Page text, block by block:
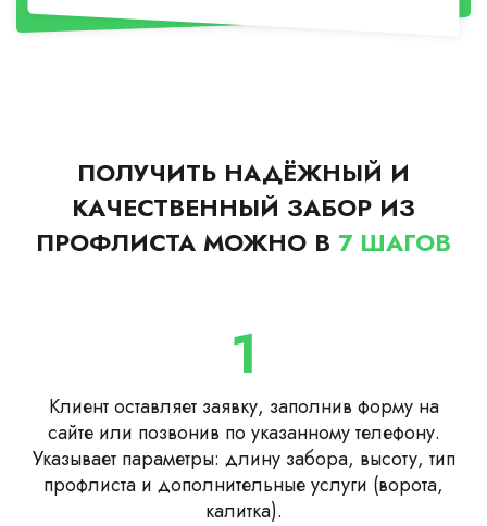
ПОЛУЧИТЬ НАДЁЖНЫЙ И
КАЧЕСТВЕННЫЙ ЗАБОР ИЗ
ПРОФЛИСТА МОЖНО В 7 ШАГОВ
1
Клиент оставляет заявку, заполнив форму на
сайте или позвонив по указанному телефону.
Указывает параметры: длину забора, высоту, тип
профлиста и дополнительные услуги (ворота,
калитка).